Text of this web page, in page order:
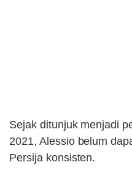
Sejak ditunjuk menjadi
2021, Alessio belum
Persija konsisten.